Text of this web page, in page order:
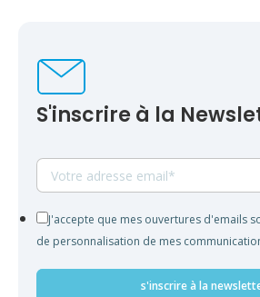
S'inscrire à la
J'accepte que mes ouvertures d'emails
de personnalisation de mes